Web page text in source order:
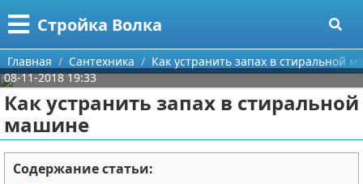
Стройка Волка
Меню
Главная
Категории
Строительство
Мебель
Поиск
О проекте
Главная Сантехника
Как устранить запах в стиральной
08-11-2018 19:33
Как устранить запах в стиральной
машине
Содержание статьи: